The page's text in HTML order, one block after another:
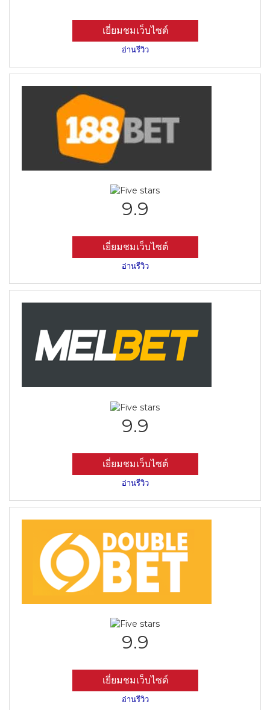
เยี่ยมชมเว็บไซต์
อ่านรีวิว
9.9
เยี่ยมชมเว็บไซต์
อ่านรีวิว
9.9
เยี่ยมชมเว็บไซต์
อ่านรีวิว
9.9
เยี่ยมชมเว็บไซต์
อ่านรีวิว